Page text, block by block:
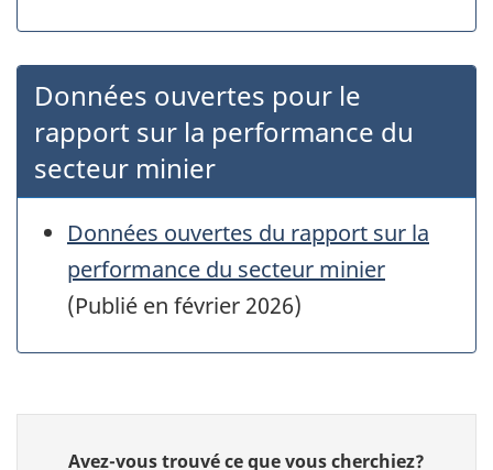
Données ouvertes pour le
rapport sur la performance du
secteur minier
Données ouvertes du rapport sur la
performance du secteur minier
(Publié en février 2026)
Donnez
Avez-vous trouvé ce que vous cherchiez?